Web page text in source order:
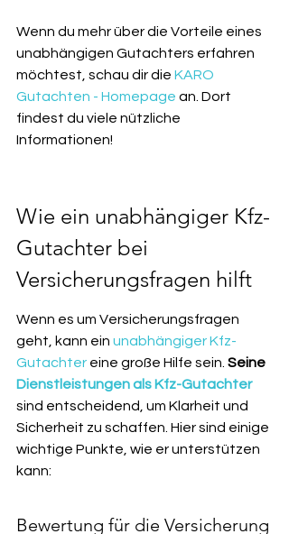
Wenn du mehr über die Vorteile eines
unabhängigen Gutachters erfahren
möchtest, schau dir die KARO
Gutachten - Homepage an. Dort
findest du viele nützliche
Informationen!
Wie ein unabhängiger Kfz-
Gutachter bei
Versicherungsfragen hilft
Wenn es um Versicherungsfragen
geht, kann ein unabhängiger Kfz-
Gutachter eine große Hilfe sein. Seine
Dienstleistungen als Kfz-Gutachter
sind entscheidend, um Klarheit und
Sicherheit zu schaffen. Hier sind einige
wichtige Punkte, wie er unterstützen
kann:
Bewertung für die Versicherung